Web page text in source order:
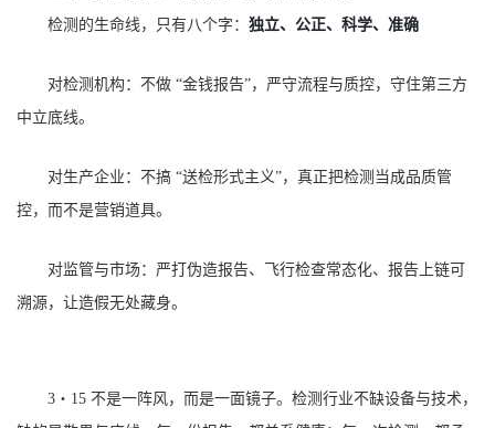
检测的生命线，只有八个字： 独立、公正、科学、准确
对检测机构：不做 “金钱报告”，严守流程与质控，守住第三方
中立底线。
对生产企业：不搞 “送检形式主义”，真正把检测当成品质管
控，而不是营销道具。
对监管与市场：严打伪造报告、飞行检查常态化、报告上链可
溯源，让造假无处藏身。
3・15 不是一阵风，而是一面镜子。检测行业不缺设备与技术，